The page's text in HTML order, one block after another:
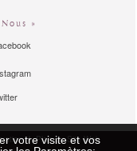
»
Plan du Site Web
votre visite et vos